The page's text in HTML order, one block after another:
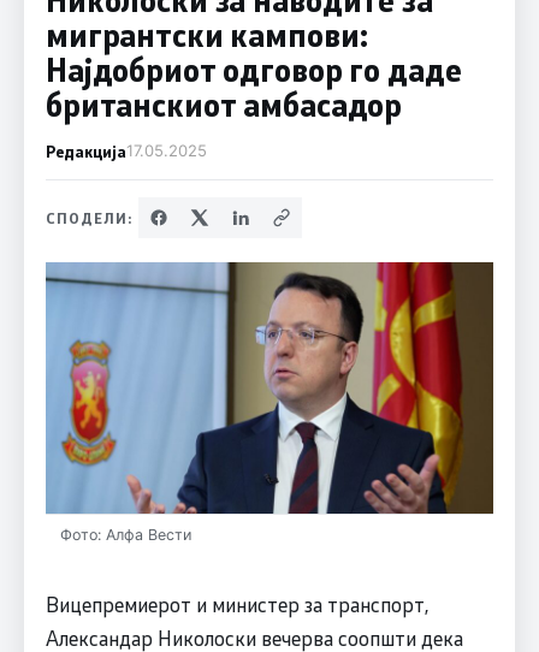
мигрантски кампови:
Најдобриот одговор го даде
британскиот амбасадор
Редакција17.05.2025
СПОДЕЛИ:
Фото: Алфа Вести
Вицепремиерот и министер за транспорт,
Александар Николоски вечерва соопшти дека